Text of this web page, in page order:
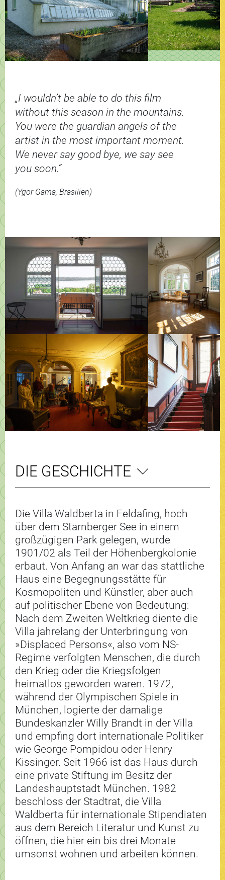
„I wouldn’t be able to do this film
without this season in the mountains.
You were the guardian angels of the
artist in the most important moment.
We never say good bye, we say see
you soon.“
(Ygor Gama, Brasilien)
DIE GESCHICHTE
Die Villa Waldberta in Feldafing, hoch
über dem Starnberger See in einem
großzügigen Park gelegen, wurde
1901/02 als Teil der Höhenbergkolonie
erbaut. Von Anfang an war das stattliche
Haus eine Begegnungsstätte für
Kosmopoliten und Künstler, aber auch
auf politischer Ebene von Bedeutung:
Nach dem Zweiten Weltkrieg diente die
Villa jahrelang der Unterbringung von
»Displaced Persons«, also vom NS-
Regime verfolgten Menschen, die durch
den Krieg oder die Kriegsfolgen
heimatlos geworden waren. 1972,
während der Olympischen Spiele in
München, logierte der damalige
Bundeskanzler Willy Brandt in der Villa
und empfing dort internationale Politiker
wie George Pompidou oder Henry
Kissinger. Seit 1966 ist das Haus durch
eine private Stiftung im Besitz der
Landeshauptstadt München. 1982
beschloss der Stadtrat, die Villa
Waldberta für internationale Stipendiaten
aus dem Bereich Literatur und Kunst zu
öffnen, die hier ein bis drei Monate
umsonst wohnen und arbeiten können.